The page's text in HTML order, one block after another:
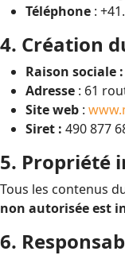
Téléphone :
4. Création
Raison sociale :
Adresse : 61
Site web :
Siret : 490 877
5. Propriété
Tous les contenus
non autorisée est
6.